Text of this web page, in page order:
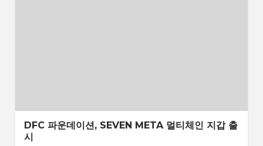
DFC 파운데이션, SEVEN META 멀티체인 지갑 출
시